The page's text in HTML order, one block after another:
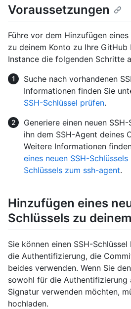
Voraussetzungen
Führe vor dem Hinzufügen
zu deinem Konto zu Ihre GitHub
Instance die folgenden Schritte
Suche nach vorhandenen
Informationen finden Sie
SSH-Schlüssel prüfen.
Generiere einen neuen
ihn dem SSH-Agent deines
Weitere Informationen
eines neuen SSH-
Schlüssels zum ssh-agent.
Hinzufügen eines
Schlüssels zu
Sie können einen SSH-
die Authentifizierung, die
beides verwenden. Wenn Sie
sowohl für die Authentifizierung
Signatur verwenden möchten,
hochladen.